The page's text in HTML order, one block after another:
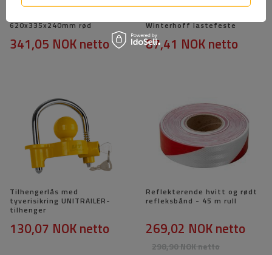
Brannslukningsboks 6kg
620x335x240mm rød
341,05 NOKnetto
Sett: Fire gulvholdere for
Winterhoff lastefeste
87,41 NOKnetto
Tilhengerlås med
tyverisikring UNITRAILER-
tilhenger
130,07 NOKnetto
Reflekterende hvitt og rødt
refleksbånd - 45 m rull
298,90 NOKnetto
269,02 NOKnetto